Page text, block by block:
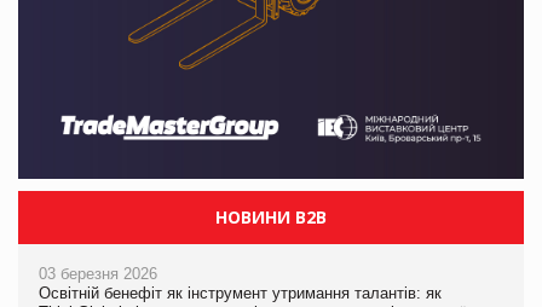
НОВИНИ B2B
03 березня 2026
Освітній бенефіт як інструмент утримання талантів: як